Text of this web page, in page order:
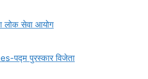
लोक सेवा आयोग
पद्म पुरस्कार विजेता